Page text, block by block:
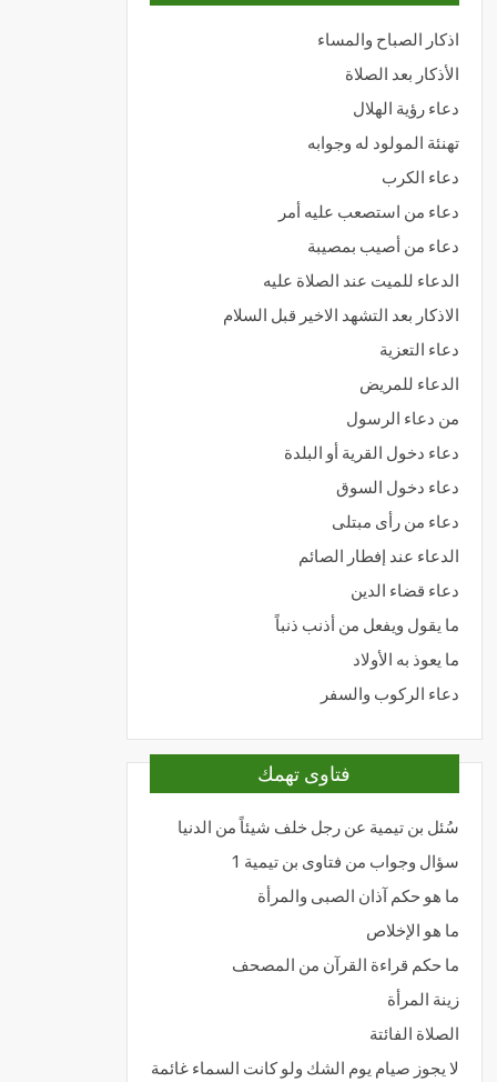
اذكار الصباح والمساء
الأذكار بعد الصلاة
دعاء رؤية الهلال
تهنئة المولود له وجوابه
دعاء الكرب
دعاء من استصعب عليه أمر
دعاء من أصيب بمصيبة
الدعاء للميت عند الصلاة عليه
الاذكار بعد التشهد الاخير قبل السلام
دعاء التعزية
الدعاء للمريض
من دعاء الرسول
دعاء دخول القرية أو البلدة
دعاء دخول السوق
دعاء من رأى مبتلى
الدعاء عند إفطار الصائم
دعاء قضاء الدين
ما يقول ويفعل من أذنب ذنباً
ما يعوذ به الأولاد
دعاء الركوب والسفر
فتاوى تهمك
سُئل بن تيمية عن رجل خلف شيئاً من الدنيا
سؤال وجواب من فتاوى بن تيمية 1
ما هو حكم آذان الصبى والمرأة
ما هو الإخلاص
ما حكم قراءة القرآن من المصحف
زينة المرأة
الصلاة الفائتة
لا يجوز صيام يوم الشك ولو كانت السماء غائمة